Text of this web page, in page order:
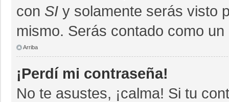
con SI y solamente serás visto
mismo. Serás contado como
Arriba
¡Perdí mi contraseña!
No te asustes, ¡calma! Si tu